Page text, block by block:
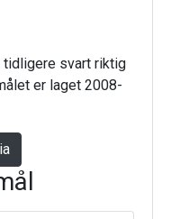
tidligere svart riktig
er laget 2008-